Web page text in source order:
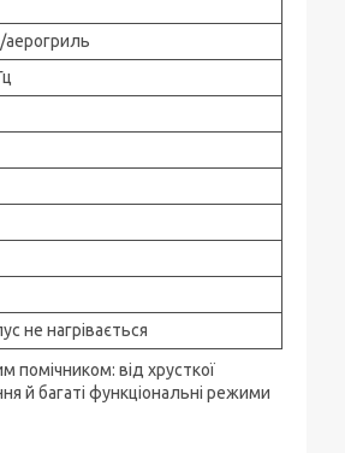
не нагрівається
помічником: від хрусткої
й багаті функціональні режими